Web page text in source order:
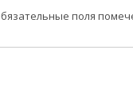
поля